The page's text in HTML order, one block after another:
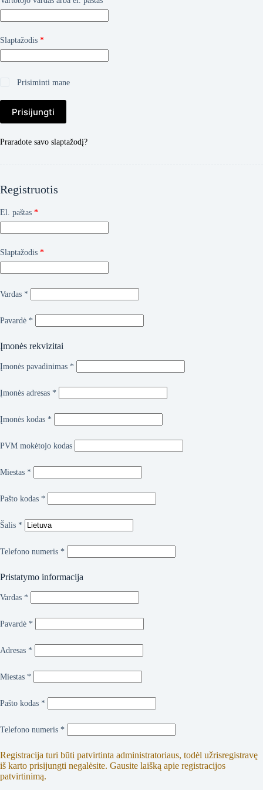
Slaptažodis *Privalomas
Prisiminti mane
Prisijungti
Praradote savo slaptažodį?
Registruotis
El. paštas *Privalomas
Slaptažodis *Privalomas
Vardas *
Pavardė *
Įmonės rekvizitai
Įmonės pavadinimas *
Įmonės adresas *
Įmonės kodas *
PVM mokėtojo kodas
Miestas *
Pašto kodas *
Šalis *
Telefono numeris *
Pristatymo informacija
Vardas *
Pavardė *
Adresas *
Miestas *
Pašto kodas *
Telefono numeris *
Registracija turi būti patvirtinta administratoriaus, todėl užrisregistravę
iš karto prisijungti negalėsite. Gausite laišką apie registracijos
patvirtinimą.